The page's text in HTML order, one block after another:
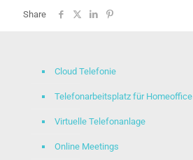
Share
Cloud Telefonie
Telefonarbeitsplatz für Homeoffice
Virtuelle Telefonanlage
Online Meetings